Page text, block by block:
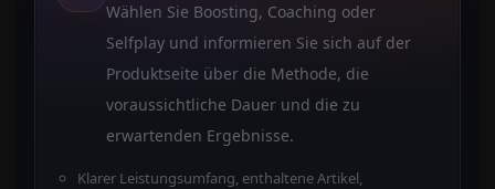
Wählen Sie Boosting, Coaching oder
Selfplay und informieren Sie sich auf der
Produktseite über die Methode, die
voraussichtliche Dauer und die zu
erwartenden Ergebnisse.
Klarer Leistungsumfang, enthaltene Artikel,